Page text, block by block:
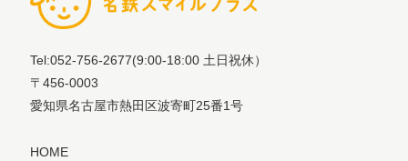
Tel:052-756-2677(9:00-18:00 土日祝休）
〒456-0003
愛知県名古屋市熱田区波寄町25番1号
HOME